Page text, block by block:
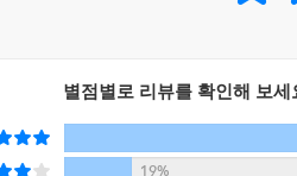
점복술(占卜術)을 배척하는 이유 96
과의 결탁은 미신적 행사로 유지된
제정하였으나 미신이 아닌것 가
별점별로 리뷰를 확인해 보세
19%